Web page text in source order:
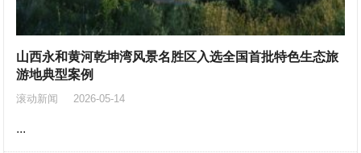
山西永和黄河乾坤湾风景名胜区入选全国首批特色生态旅
游地典型案例
滚动新闻 2026-05-14
...